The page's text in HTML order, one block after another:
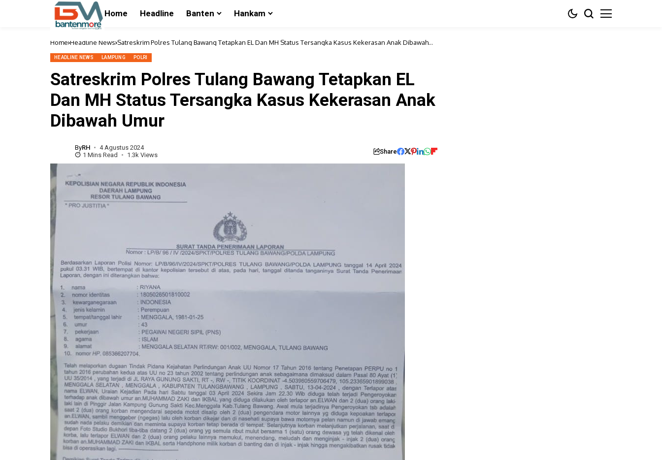
Home Headline Banten Hankam
Home Headline News Satreskrim Polres Tulang Bawang Tetapkan EL Dan MH Status Tersangka Kasus Kekerasan Anak Dibawah
HEADLINE NEWS LAMPUNG POLRI
Satreskrim Polres Tulang Bawang Tetapkan EL
Dan MH Status Tersangka Kasus Kekerasan Anak
Dibawah Umur
ByRH
4 Agustus 2024
1 Mins Read
1.3k Views Share